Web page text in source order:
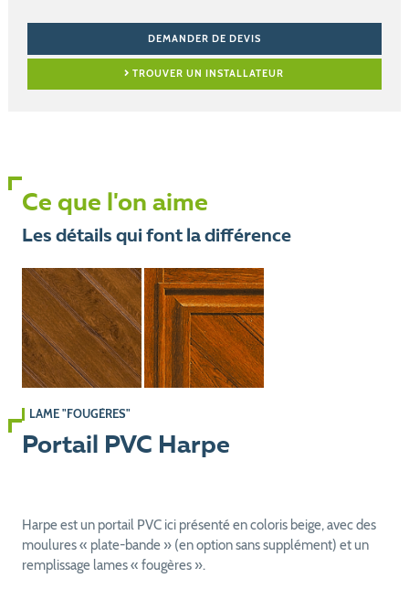
DEMANDER DE DEVIS
TROUVER UN INSTALLATEUR
Ce que l'on aime
Les détails qui font la différence
LAME "FOUGÈRES"
Portail PVC Harpe
Harpe est un portail PVC ici présenté en coloris beige, avec des
moulures « plate-bande » (en option sans supplément) et un
remplissage lames « fougères ».